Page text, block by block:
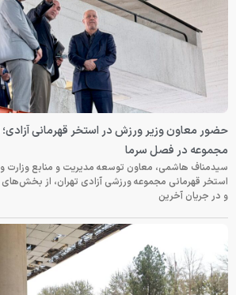
حضور معاون وزیر ورزش در استخر قهرمانی آزادی؛
مجموعه در فصل سرما
سیدمناف هاشمی، معاون توسعه مدیریت و منابع وزارت
استخر قهرمانی مجموعه ورزشی آزادی تهران، از
و در جریان آخرین